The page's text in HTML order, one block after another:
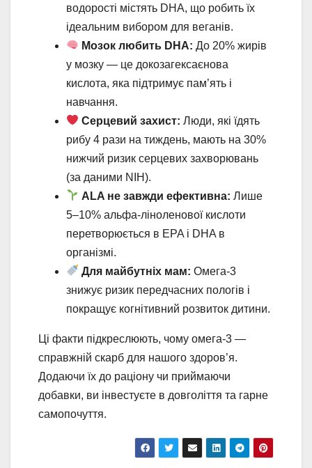
водорості містять DHA, що робить їх
ідеальним вибором для веганів.
Мозок любить DHA: До 20% жирів
у мозку — це докозагексаєнова
кислота, яка підтримує пам’ять і
навчання.
Серцевий захист: Люди, які їдять
рибу 4 рази на тиждень, мають на 30%
нижчий ризик серцевих захворювань
(за даними NIH).
ALA не завжди ефективна: Лише
5–10% альфа-ліноленової кислоти
перетворюється в EPA і DHA в
організмі.
Для майбутніх мам: Омега-3
знижує ризик передчасних пологів і
покращує когнітивний розвиток дитини.
Ці факти підкреслюють, чому омега-3 —
справжній скарб для нашого здоров’я.
Додаючи їх до раціону чи приймаючи
добавки, ви інвестуєте в довголіття та гарне
самопочуття.